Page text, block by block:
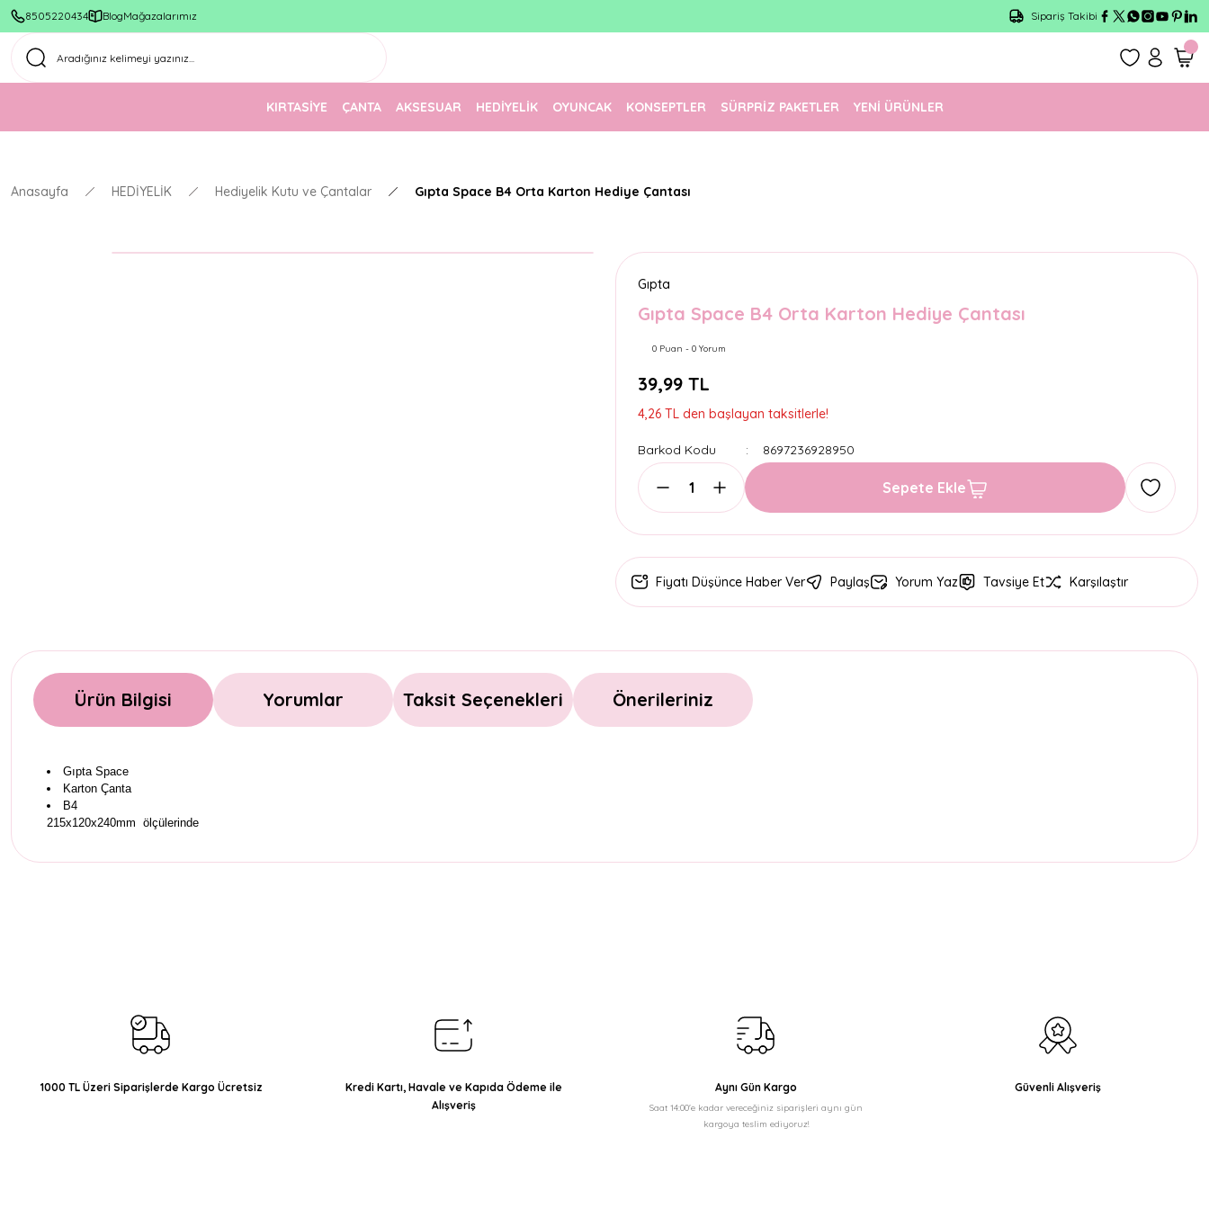
8505220434 BlogMağazalarımız
1500 TL Üzeri Ücretsiz Kargo
Sipariş Takibi
KIRTASİYE ÇANTA AKSESUAR HEDİYELİK OYUNCAK KONSEPTLER SÜRPRİZ PAKETLER YENİ ÜRÜNLER
Anasayfa HEDİYELİK Hediyelik Kutu ve Çantalar Gıpta Space B4 Orta Karton Hediye Çantası
Gıpta
Gıpta Space B4 Orta Karton Hediye Çantası
0 Puan - 0 Yorum
39,99 TL
4,26 TL den başlayan taksitlerle!
Barkod Kodu 8697236928950
Sepete Ekle
Fiyatı Düşünce Haber Ver Paylaş Yorum Yaz Tavsiye Et Karşılaştır
Ürün Bilgisi Yorumlar Taksit Seçenekleri Önerileriniz
Gıpta Space
Karton Çanta
B4
215x120x240mm ölçülerinde
Ürün fiyatı diğer sitelerden daha pahalı.
Bu ürüne benzer farklı alternatifler olmalı.
1000 TL Üzeri Siparişlerde Kargo Ücretsiz
Kredi Kartı, Havale ve Kapıda Ödeme ile
Alışveriş
Aynı Gün Kargo
Saat 14:00'e kadar vereceğiniz siparişleri aynı gün
kargoya teslim ediyoruz!
Güvenli Alışveriş